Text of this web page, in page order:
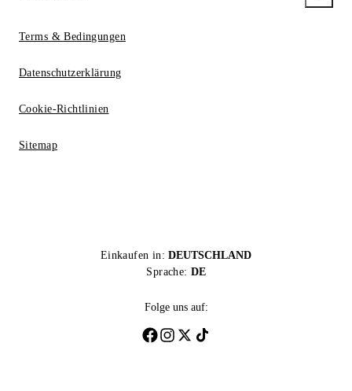
Terms & Bedingungen
Datenschutzerklärung
Cookie-Richtlinien
Sitemap
Einkaufen in: DEUTSCHLAND
Sprache: DE
Folge uns auf: